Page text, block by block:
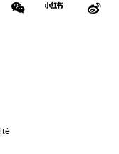
WeChat
Red